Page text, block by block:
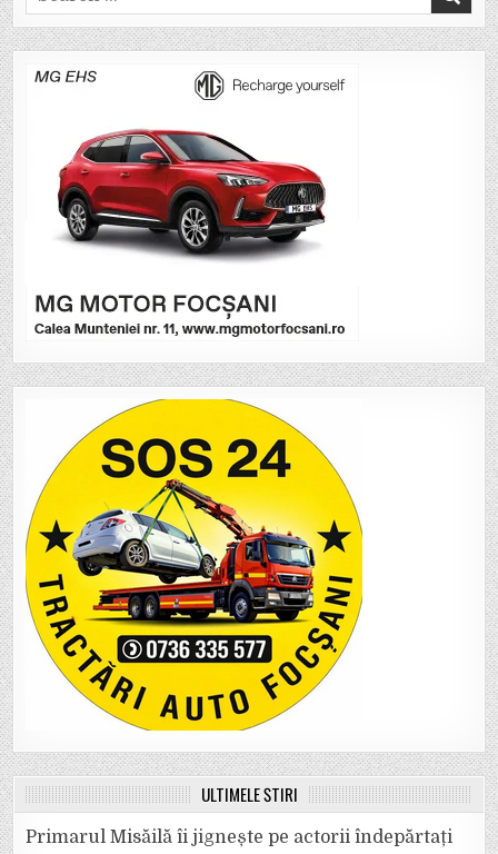
for:
ULTIMELE ȘTIRI
Primarul Misăilă îi jignește pe actorii îndepărtați